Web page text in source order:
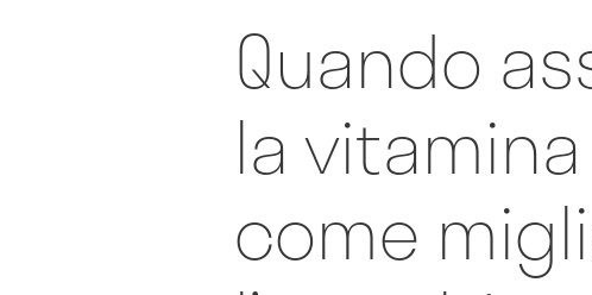
Quando
la vitamina
come